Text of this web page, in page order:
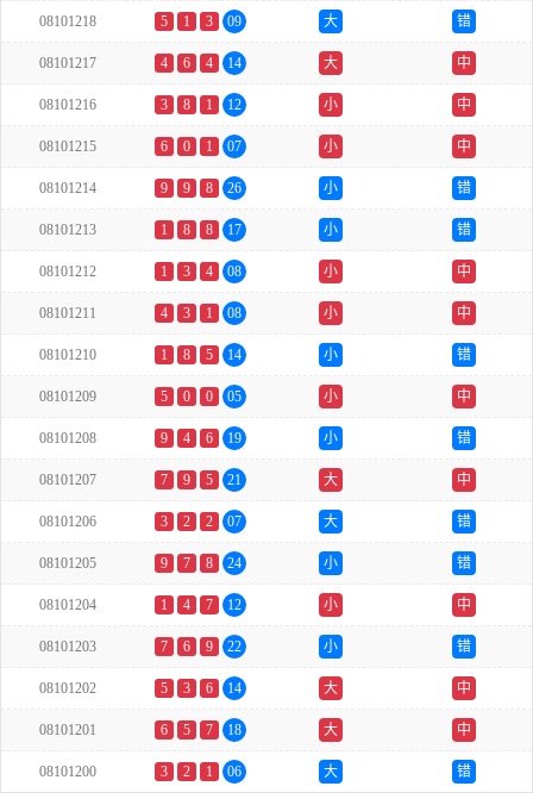
08101218 5 1 3 09 大 错
08101217 4 6 4 14 大 中
08101216 3 8 1 12 小 中
08101215 6 0 1 07 小 中
08101214 9 9 8 26 小 错
08101213 1 8 8 17 小 错
08101212 1 3 4 08 小 中
08101211 4 3 1 08 小 中
08101210 1 8 5 14 小 错
08101209 5 0 0 05 小 中
08101208 9 4 6 19 小 错
08101207 7 9 5 21 大 中
08101206 3 2 2 07 大 错
08101205 9 7 8 24 小 错
08101204 1 4 7 12 小 中
08101203 7 6 9 22 小 错
08101202 5 3 6 14 大 中
08101201 6 5 7 18 大 中
08101200 3 2 1 06 大 错